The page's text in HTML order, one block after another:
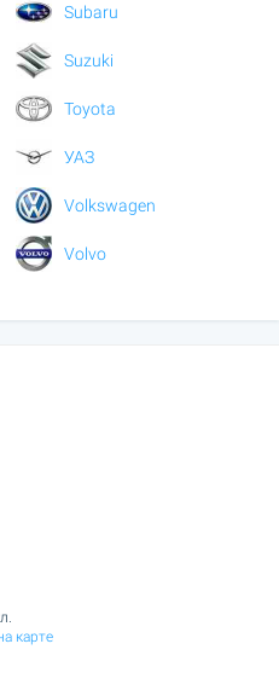
Subaru
Suzuki
Toyota
УАЗ
Volkswagen
Volvo
карте